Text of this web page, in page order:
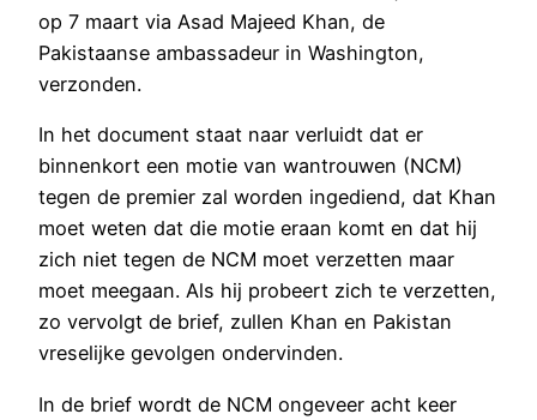
op 7 maart via Asad Majeed Khan, de
Pakistaanse ambassadeur in Washington,
verzonden.
In het document staat naar verluidt dat er
binnenkort een motie van wantrouwen (NCM)
tegen de premier zal worden ingediend, dat Khan
moet weten dat die motie eraan komt en dat hij
zich niet tegen de NCM moet verzetten maar
moet meegaan. Als hij probeert zich te verzetten,
zo vervolgt de brief, zullen Khan en Pakistan
vreselijke gevolgen ondervinden.
In de brief wordt de NCM ongeveer acht keer